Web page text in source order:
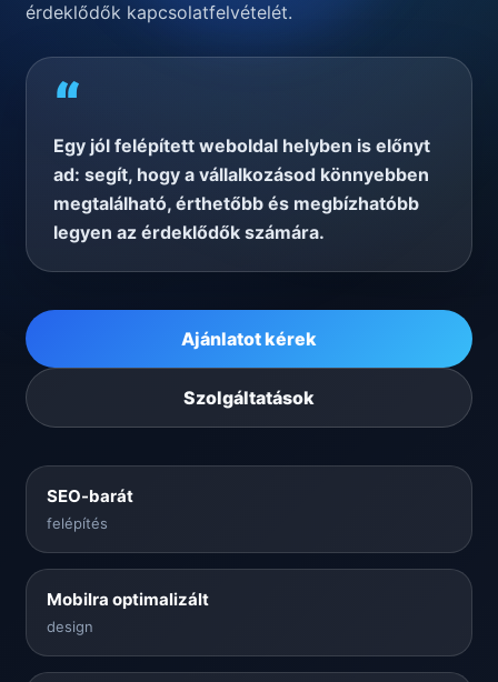
érdeklődők kapcsolatfelvételét.
“
Egy jól felépített weboldal helyben is előnyt
ad: segít, hogy a vállalkozásod könnyebben
megtalálható, érthetőbb és megbízhatóbb
legyen az érdeklődők számára.
Ajánlatot kérek
Szolgáltatások
SEO-barát
felépítés
Mobilra optimalizált
design